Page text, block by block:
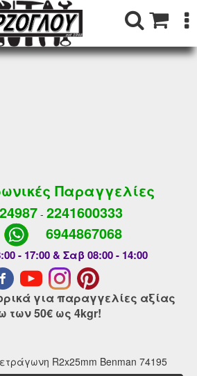
Παραγγελίες
- 2241600333
6944867068
- 17:00 & Σαβ 08:00 - 14:00
για παραγγελίες αξίας
των 50€ ως 4kgr!
R2x25mm Benman 74195